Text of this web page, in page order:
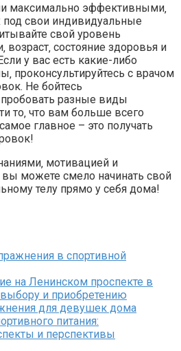
максимально эффективными‚
под свои индивидуальные
свой уровень
возраст‚ состояние здоровья и
у вас есть какие-либо
проконсультируйтесь с врачом
Не бойтесь
разные виды
то‚ что вам больше всего
главное – это получать
мотивацией и
можете смело начинать свой
телу прямо у себя дома!
в спортивной
на Ленинском проспекте в
и приобретению
для девушек дома
питания:
и перспективы